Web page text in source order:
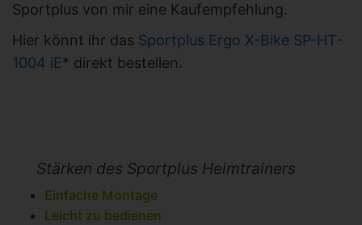
Sportplus von mir eine Kaufempfehlung.
Hier könnt ihr das Sportplus Ergo X-Bike SP-HT-
1004 iE* direkt bestellen.
Stärken des Sportplus Heimtrainers
Einfache Montage
Leicht zu bedienen